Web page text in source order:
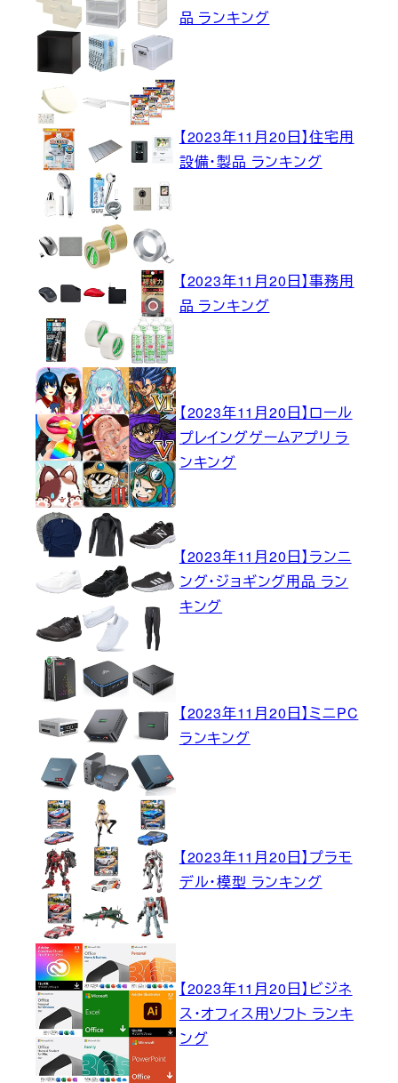
品 ランキング
【2023年11月20日】住宅用
設備・製品 ランキング
【2023年11月20日】事務用
品 ランキング
【2023年11月20日】ロール
プレイングゲームアプリ ラ
ンキング
【2023年11月20日】ランニ
ング・ジョギング用品 ラン
キング
【2023年11月20日】ミニPC
ランキング
【2023年11月20日】プラモ
デル・模型 ランキング
【2023年11月20日】ビジネ
ス・オフィス用ソフト ランキ
ング